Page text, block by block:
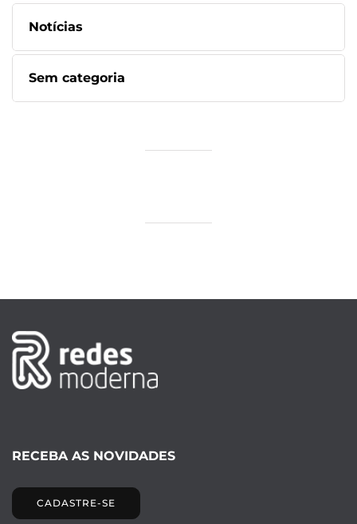
Notícias
Sem categoria
RECEBA AS NOVIDADES
CADASTRE-SE